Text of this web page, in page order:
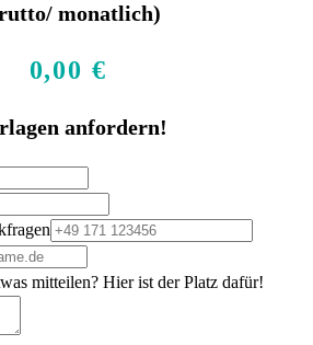
monatlich)
0,00 €
anfordern!
mitteilen? Hier ist der Platz dafür!